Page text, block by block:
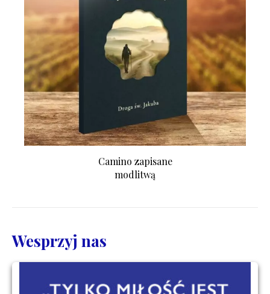
Camino zapisane
modlitwą
Wesprzyj nas